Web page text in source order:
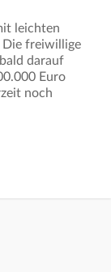
leichten
Die freiwillige
darauf
Euro
noch